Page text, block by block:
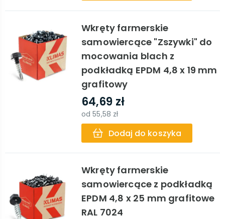
Wkręty farmerskie
samowiercące "Zszywki" do
mocowania blach z
podkładką EPDM 4,8 x 19 mm
grafitowy
64,69 zł
od55,58 zł
Dodaj do koszyka
Wkręty farmerskie
samowiercące z podkładką
EPDM 4,8 x 25 mm grafitowe
RAL 7024